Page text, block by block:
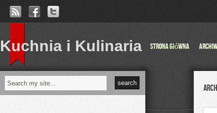
Kuchnia i Kulinaria Strona główna